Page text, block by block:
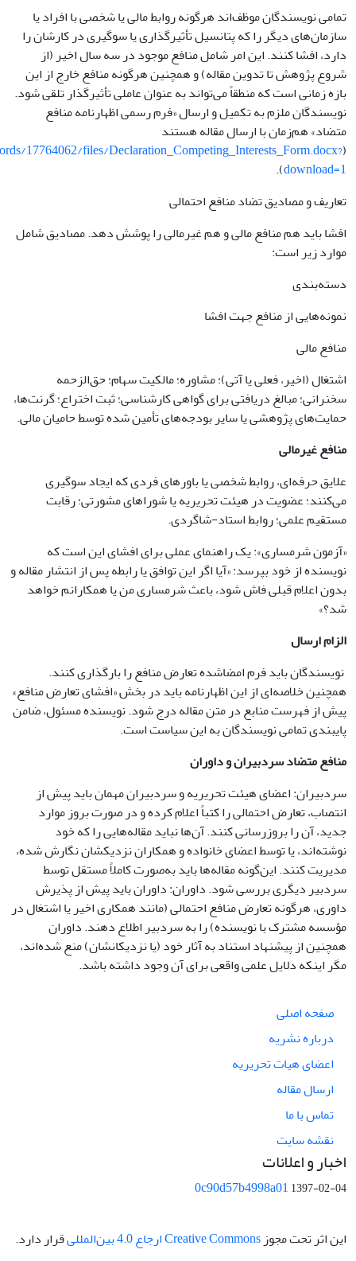
تمامی نویسندگان موظف‌اند هرگونه روابط مالی یا شخصی با افراد یا
سازمان‌های دیگر را که پتانسیل تأثیرگذاری یا سوگیری در کارشان را
دارد، افشا کنند. این امر شامل منافع موجود در سه سال اخیر (از
شروع پژوهش تا تدوین مقاله) و همچنین هرگونه منافع خارج از این
بازه زمانی است که منطقاً می‌تواند به عنوان عاملی تأثیرگذار تلقی شود.
نویسندگان ملزم به تکمیل و ارسال «فرم رسمی اظهارنامه منافع
متضاد» هم‌زمان با ارسال مقاله هستند
(
17764062/files/Declaration_Competing_Interests_Form.docx?
download=1
).
تعاریف و مصادیق تضاد منافع احتمالی
افشا باید هم منافع مالی و هم غیرمالی را پوشش دهد. مصادیق شامل
موارد زیر است:
دسته‌بندی
نمونه‌هایی از منافع جهت افشا
منافع مالی
اشتغال (اخیر، فعلی یا آتی)؛ مشاوره؛ مالکیت سهام؛ حق‌الزحمه
سخنرانی؛ مبالغ دریافتی برای گواهی کارشناسی؛ ثبت اختراع؛ گرنت‌ها،
حمایت‌های پژوهشی یا سایر بودجه‌های تأمین شده توسط حامیان مالی.
منافع غیرمالی
علایق حرفه‌ای، روابط شخصی یا باورهای فردی که ایجاد سوگیری
می‌کنند؛ عضویت در هیئت تحریریه یا شوراهای مشورتی؛ رقابت
مستقیم علمی؛ روابط استاد-شاگردی.
«آزمون شرمساری»: یک راهنمای عملی برای افشای این است که
نویسنده از خود بپرسد: «آیا اگر این توافق یا رابطه پس از انتشار مقاله و
بدون اعلام قبلی فاش شود، باعث شرمساری من یا همکارانم خواهد
شد؟»
الزام ارسال
نویسندگان باید فرم امضاشده تعارض منافع را بارگذاری کنند.
همچنین خلاصه‌ای از این اظهارنامه باید در بخش «افشای تعارض منافع»
پیش از فهرست منابع در متن مقاله درج شود. نویسنده مسئول، ضامن
پایبندی تمامی نویسندگان به این سیاست است.
منافع متضاد سردبیران و داوران
سردبیران: اعضای هیئت تحریریه و سردبیران مهمان باید پیش از
انتصاب، تعارض احتمالی را کتباً اعلام کرده و در صورت بروز موارد
جدید، آن را بروزرسانی کنند. آن‌ها نباید مقاله‌هایی را که خود
نوشته‌اند، یا توسط اعضای خانواده و همکاران نزدیکشان نگارش شده،
مدیریت کنند. این‌گونه مقاله‌ها باید به‌صورت کاملاً مستقل توسط
سردبیر دیگری بررسی شود. داوران: داوران باید پیش از پذیرش
داوری، هرگونه تعارض منافع احتمالی (مانند همکاری اخیر یا اشتغال در
مؤسسه مشترک با نویسنده) را به سردبیر اطلاع دهند. داوران
همچنین از پیشنهاد استناد به آثار خود (یا نزدیکانشان) منع شده‌اند،
مگر اینکه دلایل علمی واقعی برای آن وجود داشته باشد.
صفحه اصلی
درباره نشریه
اعضای هیات تحریریه
ارسال مقاله
تماس با ما
نقشه سایت
اخبار و اعلانات
0c90d57b4998a011397-02-04
این اثر تحت مجوزCreative Commons ارجاع 4.0 بین‌المللی قرار دارد.